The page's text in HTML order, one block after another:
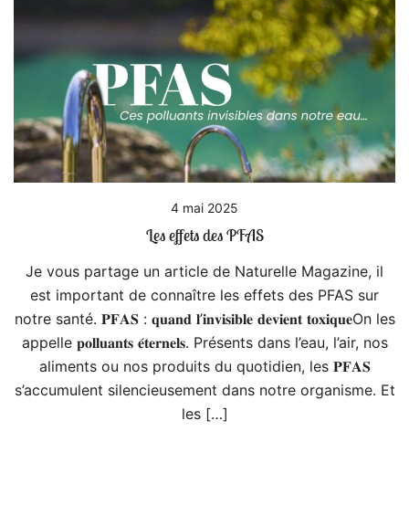
4 mai 2025
Les effets des PFAS
Je vous partage un article de Naturelle Magazine, il
est important de connaître les effets des PFAS sur
notre santé. 𝐏𝐅𝐀𝐒 : 𝐪𝐮𝐚𝐧𝐝 𝐥’𝐢𝐧𝐯𝐢𝐬𝐢𝐛𝐥𝐞 𝐝𝐞𝐯𝐢𝐞𝐧𝐭 𝐭𝐨𝐱𝐢𝐪𝐮𝐞On les
appelle 𝐩𝐨𝐥𝐥𝐮𝐚𝐧𝐭𝐬 𝐞́𝐭𝐞𝐫𝐧𝐞𝐥𝐬. Présents dans l’eau, l’air, nos
aliments ou nos produits du quotidien, les 𝐏𝐅𝐀𝐒
s’accumulent silencieusement dans notre organisme. Et
les […]